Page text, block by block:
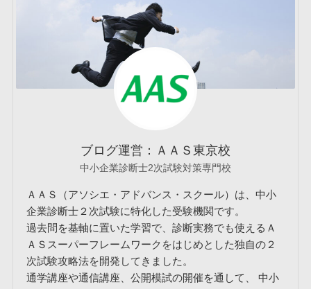
ブログ運営：ＡＡＳ東京校
中小企業診断士2次試験対策専門校
ＡＡＳ（アソシエ・アドバンス・スクール）は、中小
企業診断士２次試験に特化した受験機関です。
過去問を基軸に置いた学習で、診断実務でも使えるＡ
ＡＳスーパーフレームワークをはじめとした独自の２
次試験攻略法を開発してきました。
通学講座や通信講座、公開模試の開催を通して、 中小